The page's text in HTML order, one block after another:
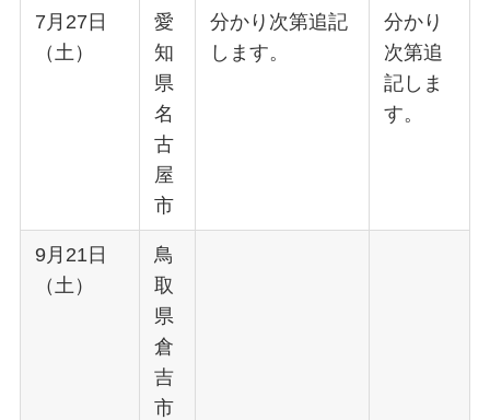
7月27日
（土）
愛
知
県
名
古
屋
市
分かり次第追記
します。
分かり
次第追
記しま
す。
9月21日
（土）
鳥
取
県
倉
吉
市